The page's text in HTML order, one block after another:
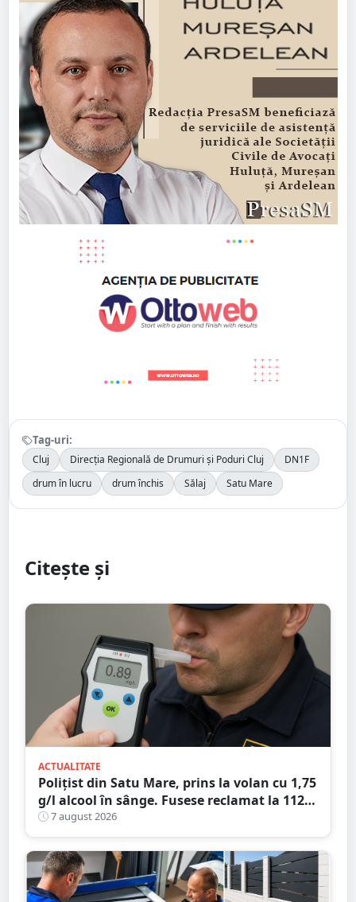
Tag-uri:
Cluj Direcția Regională de Drumuri și Poduri Cluj
DN1F
drum în lucru
drum închis Sălaj Satu Mare
Citește și
ACTUALITATE
Polițist din Satu Mare, prins la volan cu 1,75
g/l alcool în sânge. Fusese reclamat la 112
că circula pe contrasens
7 august 2026